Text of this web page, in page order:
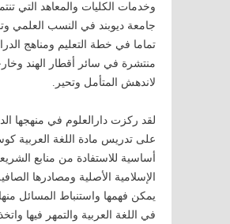
وخدمات الكليات والمعاهد التي
جامعة ديوبند في النسب العلمي
تماما في خطة التعليم ومناهج
منتشرة في سائر أقطار الهند
لاندهش المتأمل وتحير.
لقد ركزت دارالعلوم في منهجها
على تدريس مادة اللغة العربية
أساسية للاستفادة من منابع
الإسلامية الأصلية ومصادرها
يمكن فهمها واستنباط المسائل منها
في اللغة العربية والتمهر فيها